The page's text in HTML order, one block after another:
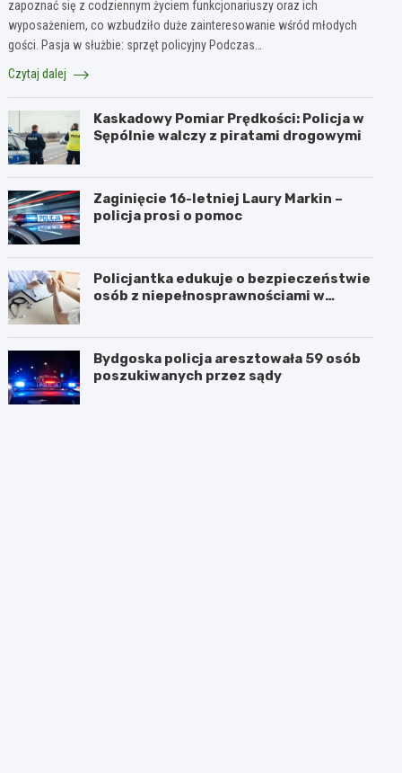
zapoznać się z codziennym życiem funkcjonariuszy oraz ich
wyposażeniem, co wzbudziło duże zainteresowanie wśród młodych
gości. Pasja w służbie: sprzęt policyjny Podczas…
Czytaj dalej
Kaskadowy Pomiar Prędkości: Policja w
Sępólnie walczy z piratami drogowymi
Zaginięcie 16-letniej Laury Markin –
policja prosi o pomoc
Policjantka edukuje o bezpieczeństwie
osób z niepełnosprawnościami w
Bydgoska policja aresztowała 59 osób
poszukiwanych przez sądy